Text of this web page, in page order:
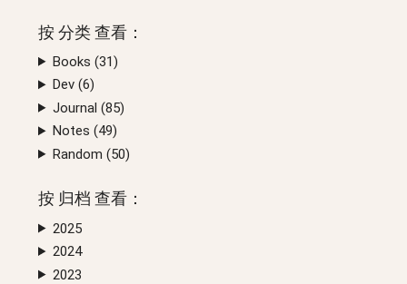
按 分类 查看：
Books (31)
Dev (6)
Journal (85)
Notes (49)
Random (50)
按 归档 查看：
2025
2024
2023